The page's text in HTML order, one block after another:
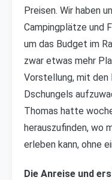
Preisen. Wir haben
Campingplätze und
um das Budget im
zwar etwas mehr
Vorstellung, mit den
Dschungels
Thomas hatte
herauszufinden, wo
erleben kann, ohne
Die Anreise und